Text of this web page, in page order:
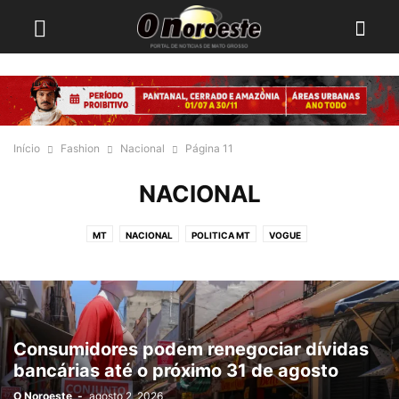
Início Fashion Nacional Página 11
NACIONAL
MT NACIONAL POLITICA MT VOGUE
Consumidores podem renegociar dívidas
bancárias até o próximo 31 de agosto
O Noroeste - agosto 2, 2026